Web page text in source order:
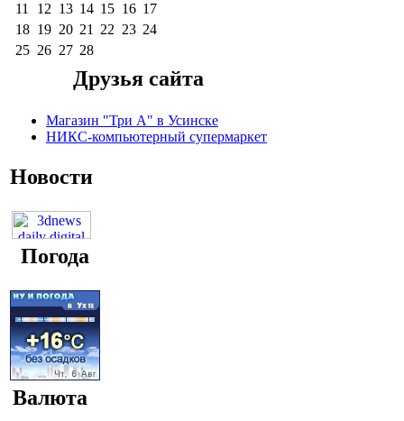
11
12 13 14 15 16 17
18 19 20 21 22 23 24
25 26 27 28
Друзья сайта
Магазин "Три А" в Усинске
НИКС-компьютерный супермаркет
Новости
Погода
Валюта